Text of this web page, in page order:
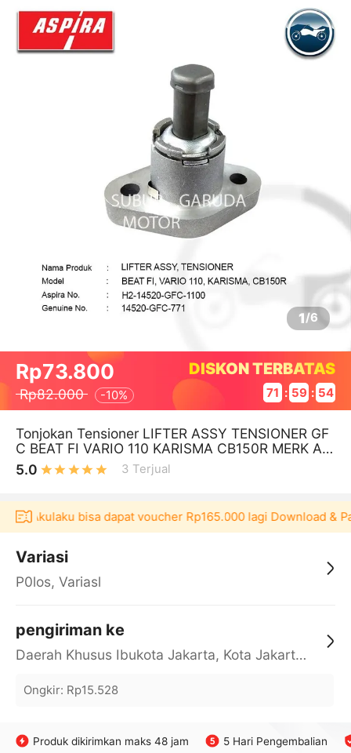
1/6
Rp73.800
Rp82.000 -10%
DISKON TERBATAS
71 : 59 : 53
Tonjokan Tensioner LIFTER ASSY TENSIONER GF
C BEAT FI VARIO 110 KARISMA CB150R MERK AS
PIRA KUALITAS ORISINIL
5.0 3 Terjual
Akulaku bisa dapat voucher Rp165.000 lagi Download &
Variasi
P0los, Variasl
pengiriman ke
Daerah Khusus Ibukota Jakarta, Kota Jakarta Barat, Cengkareng, yy
Ongkir: Rp15.528
Produk dikirimkan maks 48 jam 5 Hari Pengembalian